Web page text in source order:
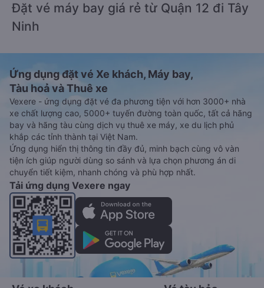
Đặt vé máy bay giá rẻ từ Quận 12 đi Tây
Ninh
Ứng dụng đặt vé Xe khách, Máy bay,
Tàu hoả và Thuê xe
Vexere - ứng dụng đặt vé đa phương tiện với hơn 3000+ nhà
xe chất lượng cao, 5000+ tuyến đường toàn quốc, tất cả hãng
bay và hãng tàu cùng dịch vụ thuê xe máy, xe du lịch phủ
khắp các tỉnh thành tại Việt Nam.
Ứng dụng hiển thị thông tin đầy đủ, minh bạch cùng vô vàn
tiện ích giúp người dùng so sánh và lựa chọn phương án di
chuyển tiết kiệm, nhanh chóng và phù hợp nhất.
Tải ứng dụng Vexere ngay